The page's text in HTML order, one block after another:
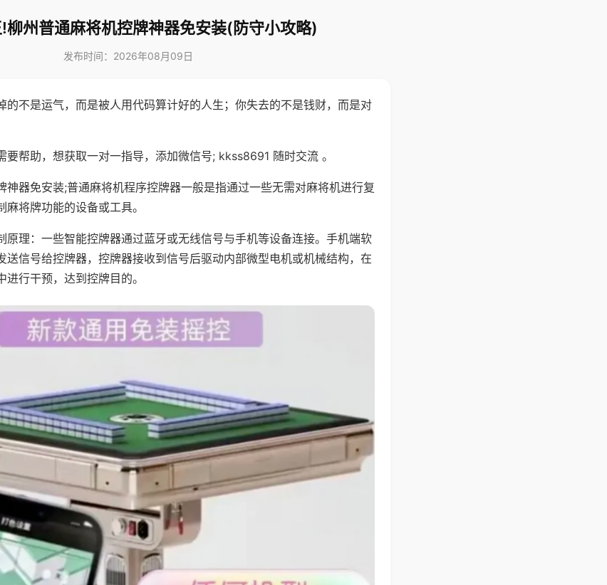
柳州普通麻将机控牌神器免安装(防守小攻略)
发布时间：2026年08月09日
的不是运气，而是被人用代码算计好的人生；你失去的不是钱财，而是对
要帮助，想获取一对一指导，添加微信号; kkss8691 随时交流 。
神器免安装;普通麻将机程序控牌器一般是指通过一些无需对麻将机进行复
将牌功能的设备或工具。
原理：一些智能控牌器通过蓝牙或无线信号与手机等设备连接。手机端软
送信号给控牌器，控牌器接收到信号后驱动内部微型电机或机械结构，在
行干预，达到控牌目的。